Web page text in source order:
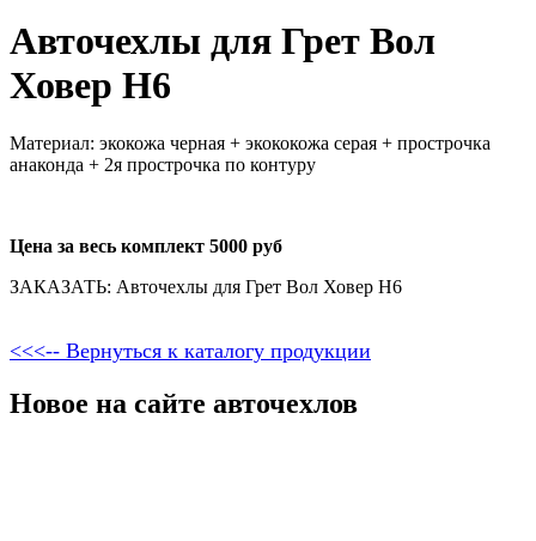
Авточехлы для Грет Вол
Ховер Н6
Материал: экокожа черная + экококожа серая + прострочка
анаконда + 2я прострочка по контуру
Цена за весь комплект 5000 руб
ЗАКАЗАТЬ: Авточехлы для Грет Вол Ховер Н6
<<<-- Вернуться к каталогу продукции
Новое на сайте авточехлов